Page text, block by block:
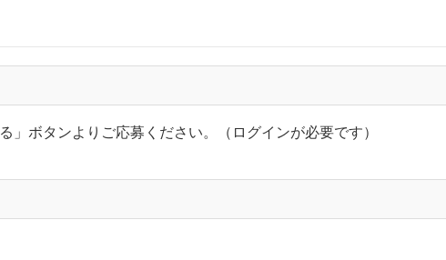
」ボタンよりご応募ください。（ログインが必要です）